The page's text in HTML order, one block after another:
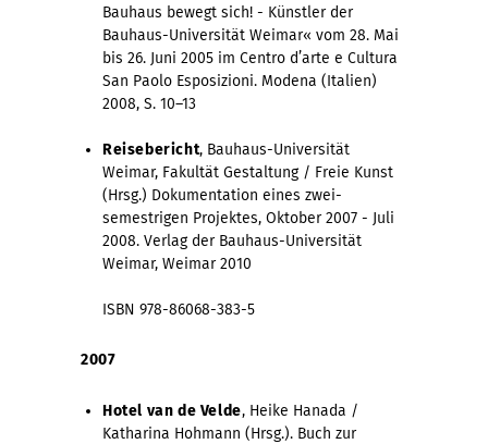
Bauhaus bewegt sich! - Künstler der
Bauhaus-Universität Weimar« vom 28. Mai
bis 26. Juni 2005 im Centro d’arte e Cultura
San Paolo Esposizioni. Modena (Italien)
2008, S. 10–13
Reisebericht, Bauhaus-Universität
Weimar, Fakultät Gestaltung / Freie Kunst
(Hrsg.) Dokumentation eines zwei-
semestrigen Projektes, Oktober 2007 - Juli
2008. Verlag der Bauhaus-Universität
Weimar, Weimar 2010
ISBN 978-86068-383-5
2007
Hotel van de Velde, Heike Hanada /
Katharina Hohmann (Hrsg.). Buch zur